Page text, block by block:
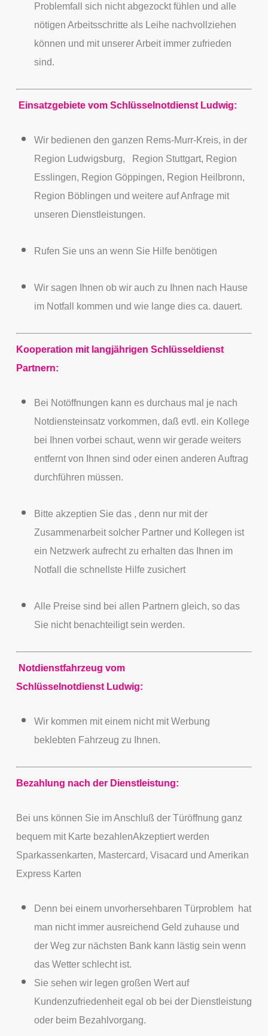
Problemfall sich nicht abgezockt fühlen und alle
nötigen Arbeitsschritte als Leihe nachvollziehen
können und mit unserer Arbeit immer zufrieden
sind.
Einsatzgebiete vom Schlüsselnotdienst Ludwig:
Wir bedienen den ganzen Rems-Murr-Kreis, in der
Region Ludwigsburg, Region Stuttgart, Region
Esslingen, Region Göppingen, Region Heilbronn,
Region Böblingen und weitere auf Anfrage mit
unseren Dienstleistungen.
Rufen Sie uns an wenn Sie Hilfe benötigen
Wir sagen Ihnen ob wir auch zu Ihnen nach Hause
im Notfall kommen und wie lange dies ca. dauert.
Kooperation mit langjährigen Schlüsseldienst
Partnern:
Bei Notöffnungen kann es durchaus mal je nach
Notdiensteinsatz vorkommen, daß evtl. ein Kollege
bei Ihnen vorbei schaut, wenn wir gerade weiters
entfernt von Ihnen sind oder einen anderen Auftrag
durchführen müssen.
Bitte akzeptien Sie das , denn nur mit der
Zusammenarbeit solcher Partner und Kollegen ist
ein Netzwerk aufrecht zu erhalten das Ihnen im
Notfall die schnellste Hilfe zusichert
Alle Preise sind bei allen Partnern gleich, so das
Sie nicht benachteiligt sein werden.
Notdienstfahrzeug vom
Schlüsselnotdienst Ludwig:
Wir kommen mit einem nicht mit Werbung
beklebten Fahrzeug zu Ihnen.
Bezahlung nach der Dienstleistung:
Bei uns können Sie im Anschluß der Türöffnung ganz
bequem mit Karte bezahlenAkzeptiert werden
Sparkassenkarten, Mastercard, Visacard und Amerikan
Express Karten
Denn bei einem unvorhersehbaren Türproblem hat
man nicht immer ausreichend Geld zuhause und
der Weg zur nächsten Bank kann lästig sein wenn
das Wetter schlecht ist.
Sie sehen wir legen großen Wert auf
Kundenzufriedenheit egal ob bei der Dienstleistung
oder beim Bezahlvorgang.